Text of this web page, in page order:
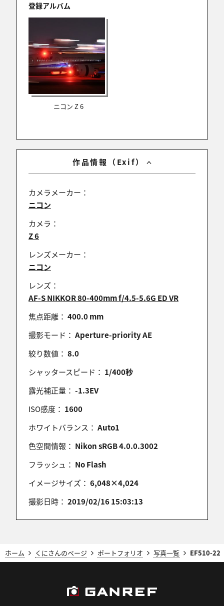
登録アルバム
ニコン Z 6
作品情報（Exif）
カメラメーカー：
ニコン
カメラ：
Z 6
レンズメーカー：
ニコン
レンズ：
AF-S NIKKOR 80-400mm f/4.5-5.6G ED VR
焦点距離： 400.0 mm
撮影モード： Aperture-priority AE
絞り数値： 8.0
シャッタースピード： 1/400秒
露光補正量： -1.3EV
ISO感度： 1600
ホワイトバランス： Auto1
色空間情報： Nikon sRGB 4.0.0.3002
フラッシュ： No Flash
イメージサイズ： 6,048×4,024
撮影日時： 2019/02/16 15:03:13
ホーム くにさんのページ ポートフォリオ 写真一覧 EF510-22